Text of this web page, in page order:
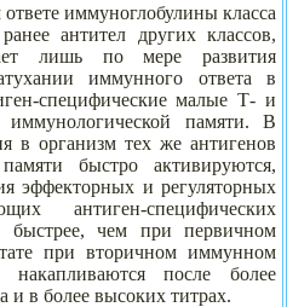
иммуноглобулины класса
антител других классов,
лишь по мере развития
иммунного ответа в
специфические малые Т- и
памяти. В
в организм тех же антигенов
быстро активируются,
эффекторных и регуляторных
антиген-специфических
быстрее, чем при первичном
при вторичном иммунном
после более
и в более высоких титрах.